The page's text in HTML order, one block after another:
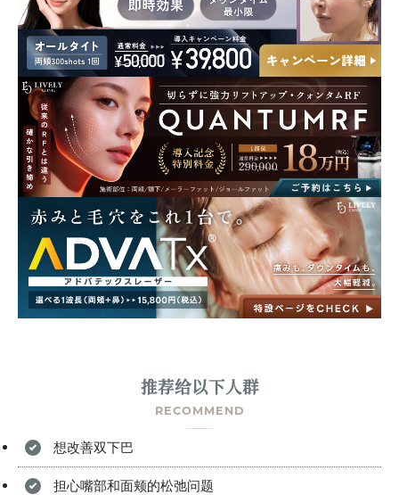
推荐给以下人群
RECOMMEND
想改善双下巴
担心嘴部和面颊的松弛问题